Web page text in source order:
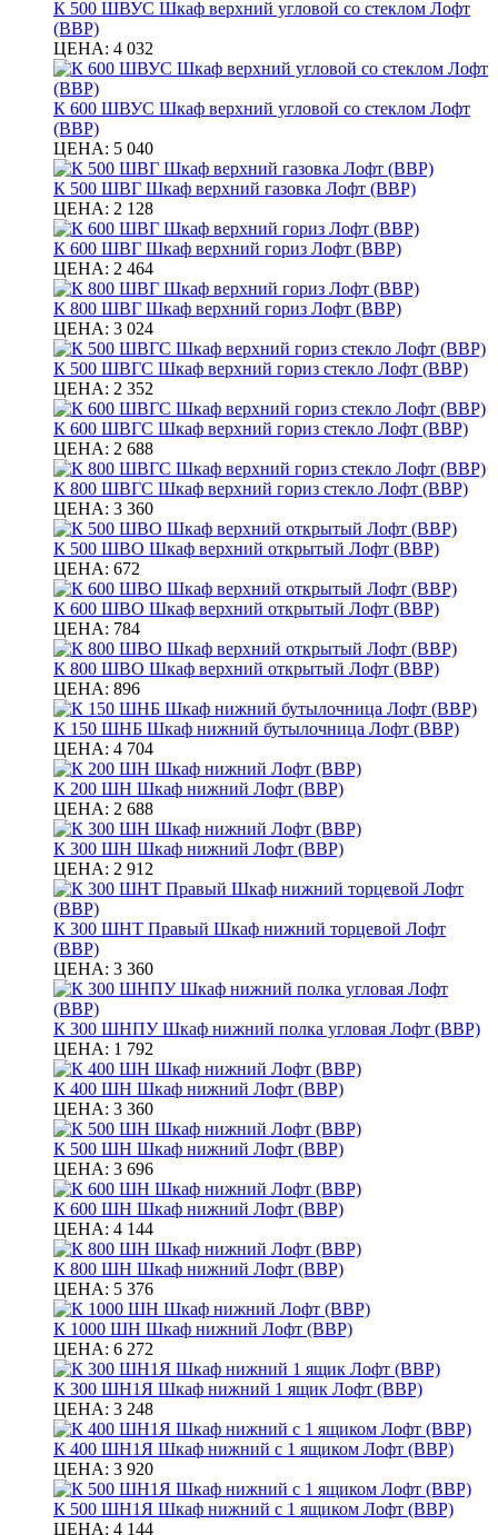
К 500 ШВУС Шкаф верхний угловой со стеклом Лофт
(ВВР)
ЦЕНА: 4 032
К 600 ШВУС Шкаф верхний угловой со стеклом Лофт
(ВВР)
ЦЕНА: 5 040
К 500 ШВГ Шкаф верхний газовка Лофт (ВВР)
ЦЕНА: 2 128
К 600 ШВГ Шкаф верхний гориз Лофт (ВВР)
ЦЕНА: 2 464
К 800 ШВГ Шкаф верхний гориз Лофт (ВВР)
ЦЕНА: 3 024
К 500 ШВГС Шкаф верхний гориз стекло Лофт (ВВР)
ЦЕНА: 2 352
К 600 ШВГС Шкаф верхний гориз стекло Лофт (ВВР)
ЦЕНА: 2 688
К 800 ШВГС Шкаф верхний гориз стекло Лофт (ВВР)
ЦЕНА: 3 360
К 500 ШВО Шкаф верхний открытый Лофт (ВВР)
ЦЕНА: 672
К 600 ШВО Шкаф верхний открытый Лофт (ВВР)
ЦЕНА: 784
К 800 ШВО Шкаф верхний открытый Лофт (ВВР)
ЦЕНА: 896
К 150 ШНБ Шкаф нижний бутылочница Лофт (ВВР)
ЦЕНА: 4 704
К 200 ШН Шкаф нижний Лофт (ВВР)
ЦЕНА: 2 688
К 300 ШН Шкаф нижний Лофт (ВВР)
ЦЕНА: 2 912
К 300 ШНТ Правый Шкаф нижний торцевой Лофт
(ВВР)
ЦЕНА: 3 360
К 300 ШНПУ Шкаф нижний полка угловая Лофт (ВВР)
ЦЕНА: 1 792
К 400 ШН Шкаф нижний Лофт (ВВР)
ЦЕНА: 3 360
К 500 ШН Шкаф нижний Лофт (ВВР)
ЦЕНА: 3 696
К 600 ШН Шкаф нижний Лофт (ВВР)
ЦЕНА: 4 144
К 800 ШН Шкаф нижний Лофт (ВВР)
ЦЕНА: 5 376
К 1000 ШН Шкаф нижний Лофт (ВВР)
ЦЕНА: 6 272
К 300 ШН1Я Шкаф нижний 1 ящик Лофт (ВВР)
ЦЕНА: 3 248
К 400 ШН1Я Шкаф нижний с 1 ящиком Лофт (ВВР)
ЦЕНА: 3 920
К 500 ШН1Я Шкаф нижний с 1 ящиком Лофт (ВВР)
ЦЕНА: 4 144